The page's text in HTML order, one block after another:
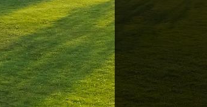
Horse Jumping competition from
– LiveStreaming – Arhiva filmare
[…]